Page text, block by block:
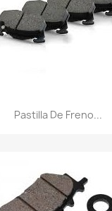
Pastilla De Freno...